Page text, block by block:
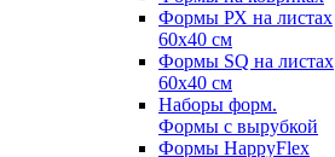
Формы РХ на листах
60х40 см
Формы SQ на листах
60х40 см
Наборы форм.
Формы с вырубкой
Формы HappyFlex